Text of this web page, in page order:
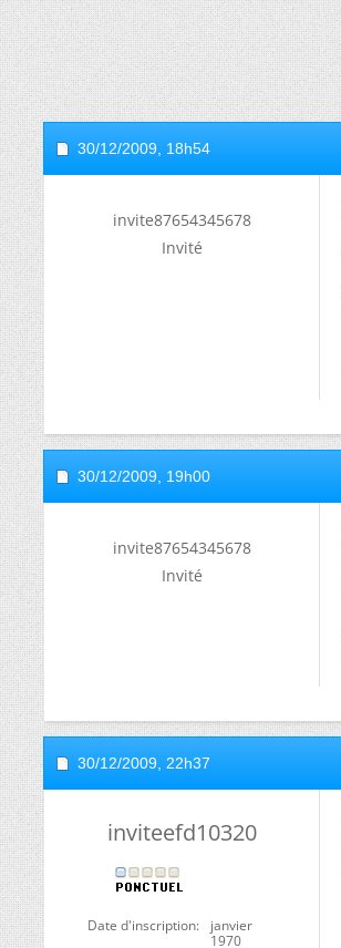
30/12/2009, 18h54
invite87654345678
Invité
30/12/2009, 19h00
invite87654345678
Invité
30/12/2009, 22h37
inviteefd10320
Date d'inscription
janvier
1970